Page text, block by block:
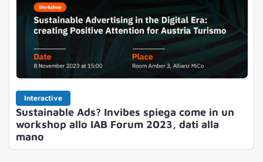
Interactive
Sustainable Ads? Invibes spiega come in un
workshop allo IAB Forum 2023, dati alla
mano